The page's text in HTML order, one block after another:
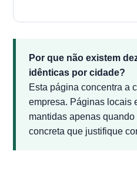
Por que não existem
idênticas por cidade?
Esta página concentra a
empresa. Páginas locais
mantidas apenas
concreta que justifique